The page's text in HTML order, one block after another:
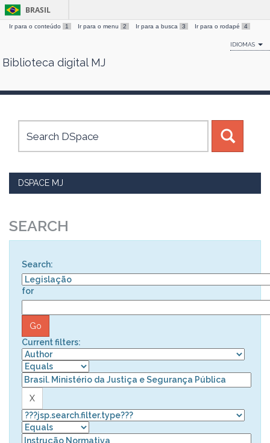
Skip
BRASIL
Ir para o conteúdo 1 Ir para o menu 2 Ir para a busca 3 Ir para o rodapé 4
IDIOMAS
Biblioteca digital MJ
DSPACE MJ
SEARCH
Search:
for
Current filters: